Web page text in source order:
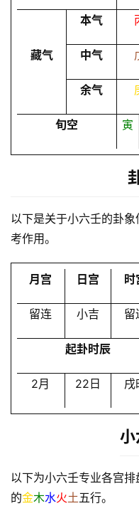
服
务
员
登录
本气
藏气 中气
余气
旬空 寅
以下是关于小六壬的卦
考作用。
月宫 日宫 时
留连 小吉 留
起卦时辰
2月 22日 戌
小
以下为小六壬专业各宫
的金木水火土五行。